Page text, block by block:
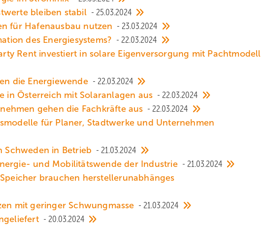
bleiben stabil
25.03.2024
für Hafenausbau nutzen
23.03.2024
des Energiesystems?
22.03.2024
Rent investiert in solare Eigenversorgung mit Pachtmodell
die Energiewende
22.03.2024
in Österreich mit Solaranlagen aus
22.03.2024
gehen die Fachkräfte aus
22.03.2024
für Planer, Stadtwerke und Unternehmen
Schweden in Betrieb
21.03.2024
und Mobilitätswende der Industrie
21.03.2024
brauchen herstellerunabhänges
mit geringer Schwungmasse
21.03.2024
20.03.2024